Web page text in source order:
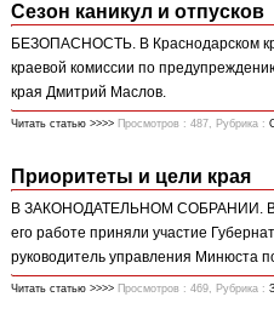
Сезон каникул и отпусков
БЕЗОПАСНОСТЬ. В Краснодарском
краевой комиссии по
края Дмитрий Маслов.
Читать статью >>>> Просмотров : 487, Рубрика :
Приоритеты и цели края
В ЗАКОНОДАТЕЛЬНОМ СОБРАНИИ. В
его работе приняли участие
руководитель управления Минюста
Читать статью >>>> Просмотров : 469, Рубрика :